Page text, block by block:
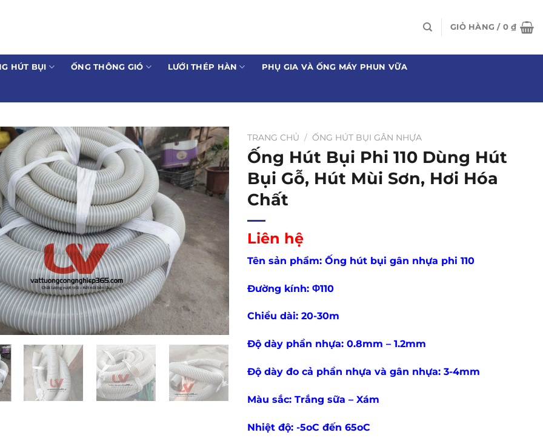
GIỎ HÀNG / 0₫
HÚT BỤI ỐNG THÔNG GIÓ LƯỚI THÉP HÀN PHỤ GIA VÀ ỐNG MÁY PHUN VỮA
TRANG CHỦ / ỐNG HÚT BỤI GÂN NHỰA
Ống Hút Bụi Phi 110 Dùng Hút
Bụi Gỗ, Hút Mùi Sơn, Hơi Hóa
Chất
Liên hệ
Tên sản phẩm: Ống hút bụi gân nhựa phi 110
Đường kính: Φ110
Chiều dài: 20-30m
Độ dày phần nhựa: 0.8mm – 1.2mm
Độ dày đo cả phần nhựa và gân nhựa: 3-4mm
Màu sắc: Trắng sữa – Xám
Nhiệt độ: -5oC đến 65oC